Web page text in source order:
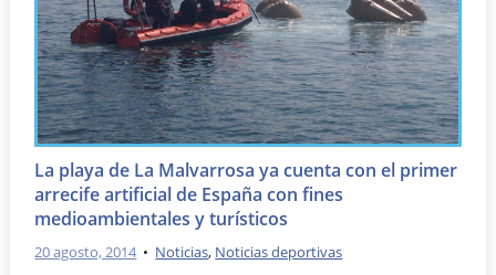
La playa de La Malvarrosa ya cuenta con el primer
arrecife artificial de España con fines
medioambientales y turísticos
20 agosto, 2014 • Noticias, Noticias deportivas